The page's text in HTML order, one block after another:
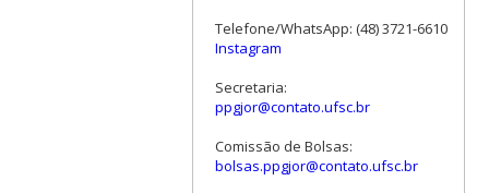
Telefone/WhatsApp: (48) 3721-6610
Instagram
Secretaria:
ppgjor@contato.ufsc.br
Comissão de Bolsas:
bolsas.ppgjor@contato.ufsc.br